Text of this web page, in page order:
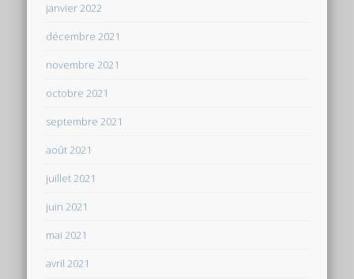
janvier 2022
décembre 2021
novembre 2021
octobre 2021
septembre 2021
août 2021
juillet 2021
juin 2021
mai 2021
avril 2021